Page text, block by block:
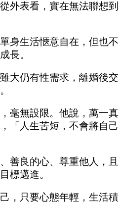
外表看，實在無法聯想到
身生活愜意自在，但也不
長。
大仍有性需求，離婚後交
毫無設限。他說，萬一真
「人生苦短，不會將自己
善良的心、尊重他人，且
標邁進。
，只要心態年輕，生活積